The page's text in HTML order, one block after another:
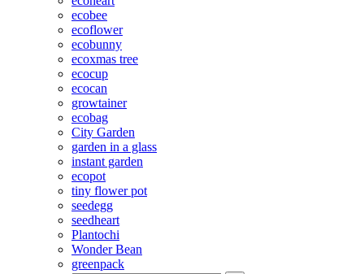
ecobee
ecoflower
ecobunny
ecoxmas tree
ecocup
ecocan
growtainer
ecobag
City Garden
garden in a glass
instant garden
ecopot
tiny flower pot
seedegg
seedheart
Plantochi
Wonder Bean
greenpack